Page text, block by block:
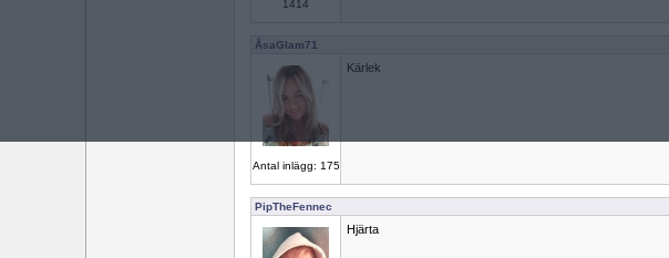
1414
ÅsaGlam71
Antal inlägg: 175
Kärlek
PipTheFennec
Hjärta